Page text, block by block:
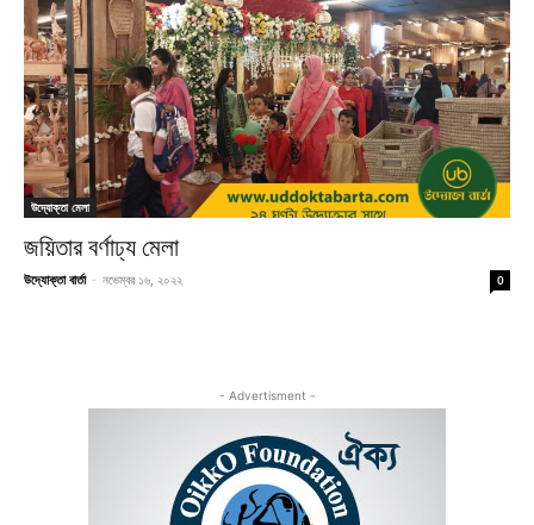
উদ্যোক্তা মেলা
জয়িতার বর্ণাঢ্য মেলা
উদ্যোক্তা বার্তা - নভেম্বর ১৬, ২০২২ 0
- Advertisment -